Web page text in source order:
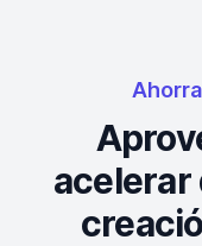
acelerar